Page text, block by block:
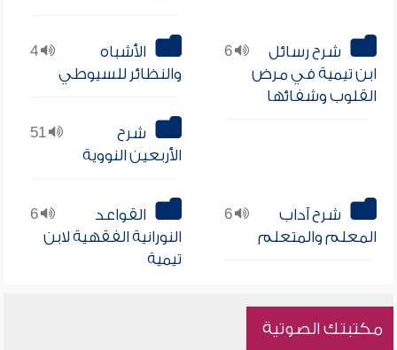
6
شرح رسائل
ابن تيمية في مرض
القلوب وشفائها
4
الأشباه
والنظائر للسيوطي
51
شرح
الأربعين النووية
6
شرح آداب
المعلم والمتعلم
6
القواعد
النورانية الفقهية لابن
تيمية
مكتبتك الصوتية